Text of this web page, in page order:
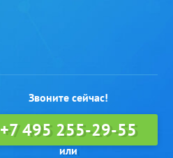
Звоните сейчас!
+7 495 255-29-55